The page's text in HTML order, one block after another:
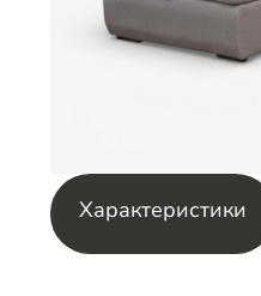
Характеристики